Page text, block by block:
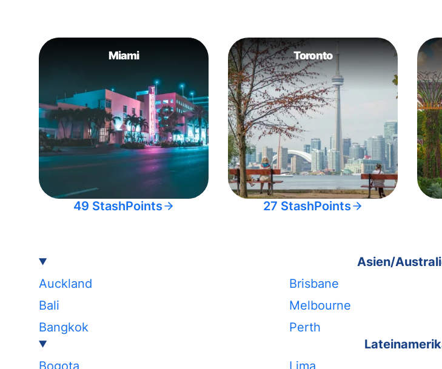
Miami
49 StashPoints
Toronto
27 StashPoints
Asien/
Auckland
Bali
Bangkok
Brisbane
Melbourne
Perth
Bogota
Lima